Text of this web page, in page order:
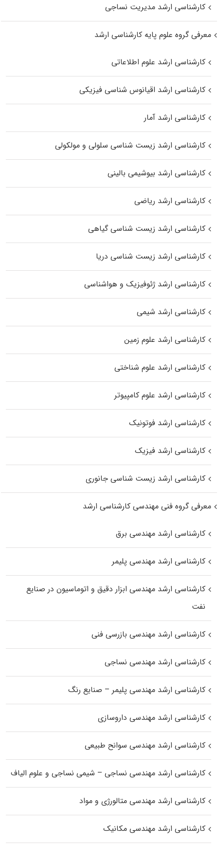
کارشناسی ارشد مدیریت نساجی
معرفی گروه علوم پایه کارشناسی ارشد
کارشناسی ارشد علوم اطلاعاتی
کارشناسی ارشد اقیانوس‌ شناسی فیزیکی
کارشناسی ارشد آمار
کارشناسی ارشد زیست شناسی سلولی و مولکولی
کارشناسی ارشد بیوشیمی بالینی
کارشناسی ارشد ریاضی
کارشناسی ارشد زیست‌ شناسی گیاهی
کارشناسی ارشد زیست‌ شناسی دریا
کارشناسی ارشد ژئوفیزیک و هواشناسی
کارشناسی ارشد شیمی
کارشناسی ارشد علوم زمین
کارشناسی ارشد علوم شناختی
کارشناسی ارشد علوم کامپیوتر
کارشناسی ارشد فوتونیک
کارشناسی ارشد فیزیک
کارشناسی ارشد زیست‌ شناسی جانوری
معرفی گروه فنی مهندسی کارشناسی ارشد
کارشناسی ارشد مهندسی برق
کارشناسی ارشد مهندسی پلیمر
کارشناسی ارشد مهندسی ابزار دقیق و اتوماسیون در صنایع
نفت
کارشناسی ارشد مهندسی بازرسی فنی
کارشناسی ارشد مهندسی نساجی
کارشناسی ارشد مهندسی پلیمر – صنایع رنگ
کارشناسی ارشد مهندسی داروسازی
کارشناسی ارشد مهندسی سوانح طبیعی
کارشناسی ارشد مهندسی نساجی – شیمی نساجی و علوم الیاف
کارشناسی ارشد مهندسی متالورژی و مواد
کارشناسی ارشد مهندسی مکانیک